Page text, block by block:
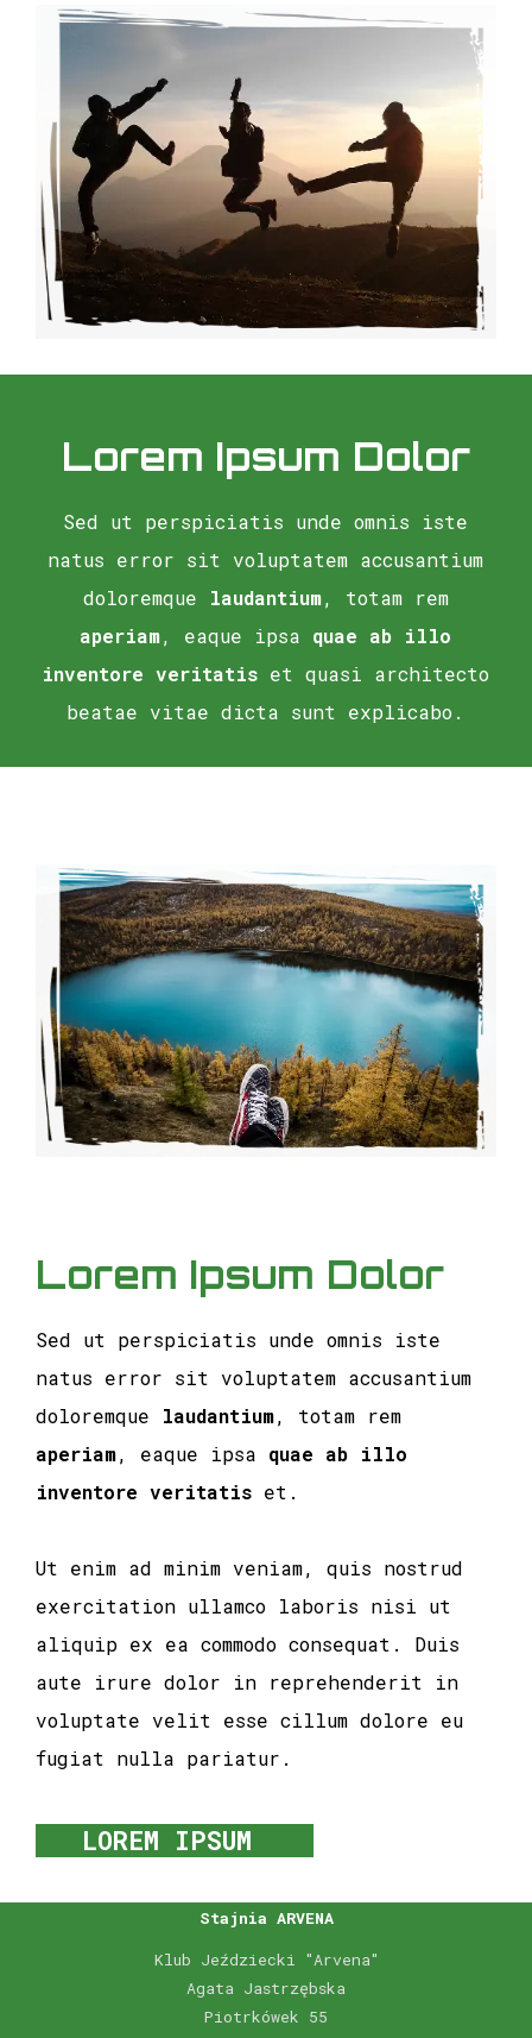
Lorem Ipsum Dolor
Sed ut perspiciatis unde omnis iste
natus error sit voluptatem accusantium
doloremque
laudantium, totam rem
aperiam, eaque ipsa quae ab illo
inventore veritatis et quasi architecto
beatae vitae dicta sunt explicabo.
Lorem Ipsum Dolor
Sed ut perspiciatis unde omnis iste
natus error sit voluptatem accusantium
doloremque laudantium, totam rem
aperiam, eaque ipsa quae ab illo
inventore veritatis et.
Ut enim ad minim veniam, quis nostrud
exercitation ullamco laboris nisi ut
aliquip ex ea commodo consequat. Duis
aute irure dolor in reprehenderit in
voluptate velit esse cillum dolore eu
fugiat nulla pariatur.
LOREM IPSUM
Stajnia ARVENA
Klub Jeździecki "Arvena"
Agata Jastrzębska
Piotrkówek 55